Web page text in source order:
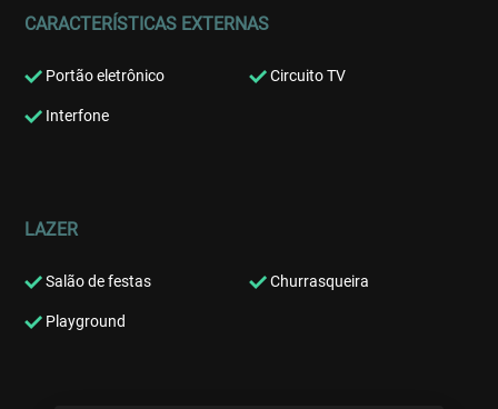
CARACTERÍSTICAS EXTERNAS
Portão eletrônico Circuito TV
Interfone
LAZER
Salão de festas Churrasqueira
Playground